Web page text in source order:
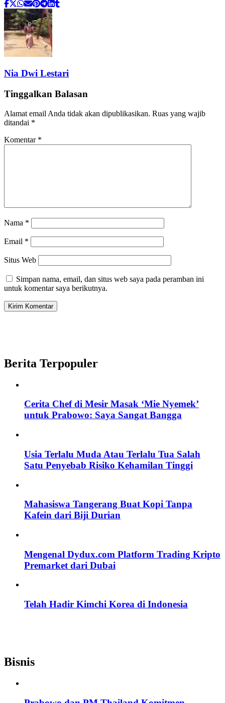
Nia Dwi Lestari
Tinggalkan Balasan
Alamat email Anda tidak akan dipublikasikan. Ruas yang wajib
ditandai *
Komentar *
Nama *
Email *
Situs Web
Simpan nama, email, dan situs web saya pada peramban ini
untuk komentar saya berikutnya.
Berita Terpopuler
Cerita Chef di Mesir Masak ‘Mie Nyemek’
untuk Prabowo: Saya Sangat Bangga
Usia Terlalu Muda Atau Terlalu Tua Salah
Satu Penyebab Risiko Kehamilan Tinggi
Mahasiswa Tangerang Buat Kopi Tanpa
Kafein dari Biji Durian
Mengenal Dydux.com Platform Trading Kripto
Premarket dari Dubai
Telah Hadir Kimchi Korea di Indonesia
Bisnis